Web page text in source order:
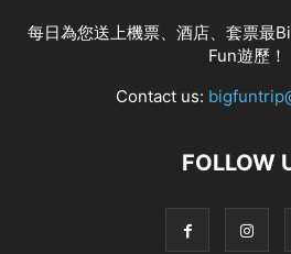
每日為您送上機票、酒店、套票最
Fun遊歷！
Contact us:
FOLLOW